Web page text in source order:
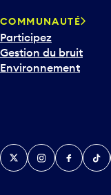
COMMUNAUTÉ
Participez
Gestion du bruit
Environnement
TwitterInstagramFacebook